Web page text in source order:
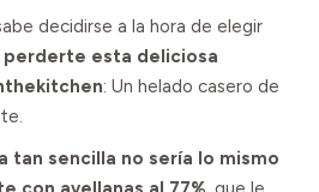
decidirse a la hora de elegir
perderte esta deliciosa
: Un helado casero de
tan sencilla no sería lo mismo